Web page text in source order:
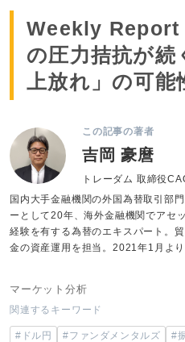
Weekly Report
の圧力拮抗が続
上放れ」の可能
この記事の著者
吉岡 豪麿
トレーダム 取締役
国内大手金融機関の外国為替取引部
ーとして20年、海外金融機関でアセ
経験を有する為替のエキスパート。
金の資産運用を担当。2021年1月よ
マーケット分析
関連するキーワード
#ドル円 #ファンダメンタルズ #